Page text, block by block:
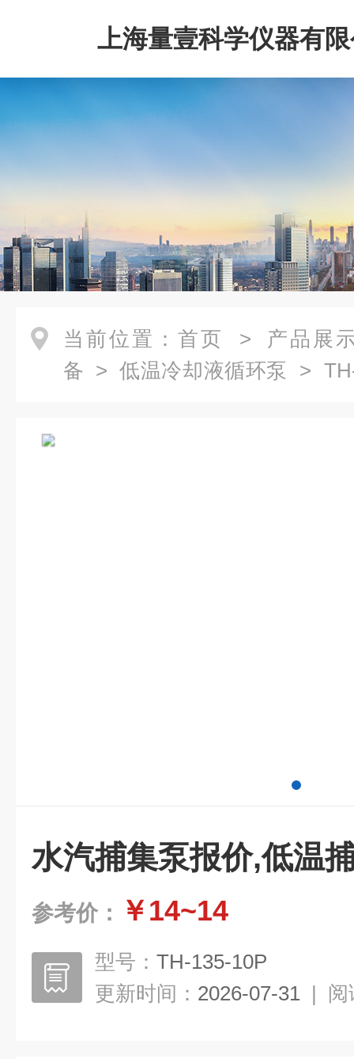
上海量壹科学仪器有
当前位置： 首页 > 产品展
备 > 低温冷却液循环泵 >
水汽捕集泵报价,低温
参考价： ￥14~14
型号： TH-135-10P
更新时间： 2026-07-31 | 阅